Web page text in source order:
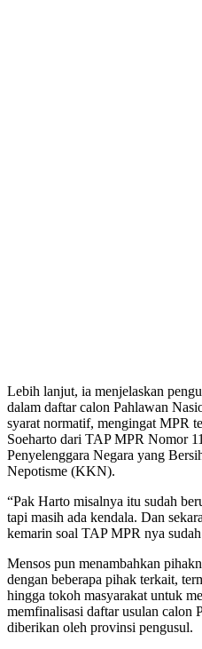
Lebih lanjut, ia menjelaskan
dalam daftar calon Pahlawan
syarat normatif, mengingat MPR
Soeharto dari TAP MPR Nomor
Penyelenggara Negara yang
Nepotisme (KKN).
“Pak Harto misalnya itu sudah
tapi masih ada kendala. Dan
kemarin soal TAP MPR nya
Mensos pun menambahkan
dengan beberapa pihak terkait,
hingga tokoh masyarakat untuk
memfinalisasi daftar usulan calon
diberikan oleh provinsi pengusul.